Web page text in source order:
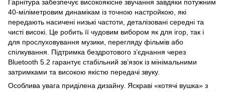
Гарнітура забезпечує високоякісне звучання завдяки потужним
40-міліметровим динамікам із точною настройкою, які
передають насичені низькі частоти, деталізовані середні та
чисті високі. Це робить її чудовим вибором як для ігор, так і
для прослуховування музики, перегляду фільмів або
спілкування. Підтримка бездротового з’єднання через
Bluetooth 5.2 гарантує стабільний зв’язок із мінімальними
затримками та високою якістю передачі звуку.
Особлива увага приділена дизайну. Яскраві «котячі вушка» з